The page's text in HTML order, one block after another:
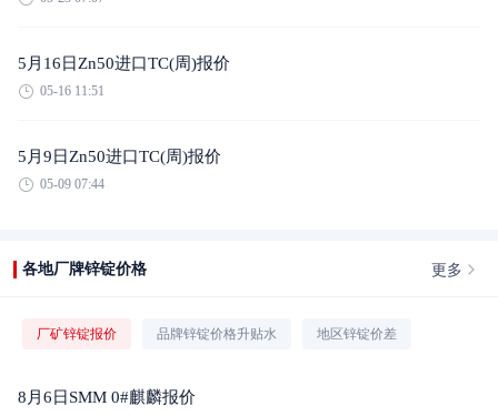
5月16日Zn50进口TC(周)报价
05-16 11:51
5月9日Zn50进口TC(周)报价
05-09 07:44
各地厂牌锌锭价格 更多
厂矿锌锭报价 品牌锌锭价格升贴水 地区锌锭价差
8月6日SMM 0#麒麟报价